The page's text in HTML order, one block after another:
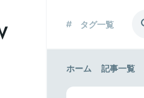
タグ一覧
ホーム 記事一覧